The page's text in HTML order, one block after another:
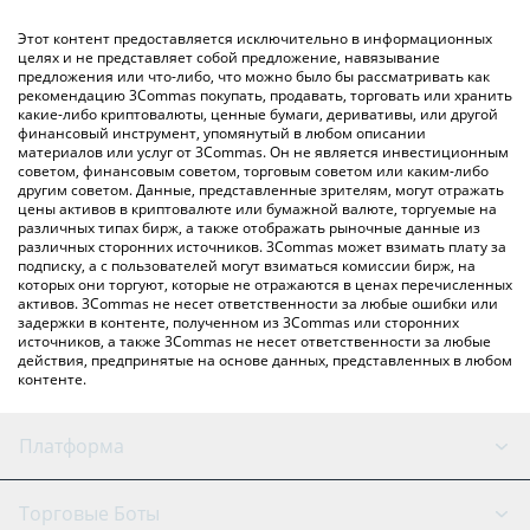
Вы также можете использовать приведенную выше таблицу
цен Rosie, чтобы проверить последние цены на Rosie в
основных фиатных и криптовалютах.
Этот контент предоставляется исключительно в информационных
целях и не представляет собой предложение, навязывание
предложения или что-либо, что можно было бы рассматривать как
рекомендацию 3Commas покупать, продавать, торговать или хранить
какие-либо криптовалюты, ценные бумаги, деривативы, или другой
финансовый инструмент, упомянутый в любом описании
материалов или услуг от 3Commas. Он не является инвестиционным
советом, финансовым советом, торговым советом или каким-либо
другим советом. Данные, представленные зрителям, могут отражать
цены активов в криптовалюте или бумажной валюте, торгуемые на
различных типах бирж, а также отображать рыночные данные из
различных сторонних источников. 3Commas может взимать плату за
подписку, а с пользователей могут взиматься комиссии бирж, на
которых они торгуют, которые не отражаются в ценах перечисленных
активов. 3Commas не несет ответственности за любые ошибки или
задержки в контенте, полученном из 3Commas или сторонних
источников, а также 3Commas не несет ответственности за любые
действия, предпринятые на основе данных, представленных в любом
контенте.
Платформа
GRID Бот
Торговые Боты